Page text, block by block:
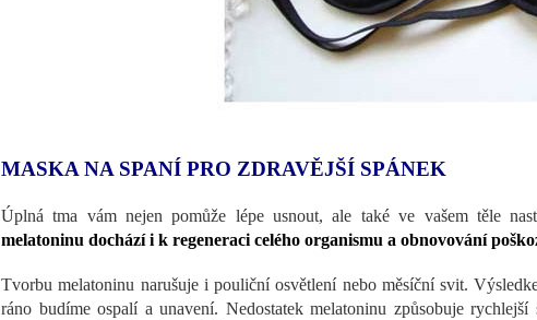
MASKA NA SPANÍ PRO ZDRAVĚJŠÍ SPÁNEK
Úplná tma vám nejen pomůže lépe usnout, ale také ve vašem těle
melatoninu dochází i k regeneraci celého organismu a obnovování
Tvorbu melatoninu narušuje i pouliční osvětlení nebo měsíční svit.
ráno budíme ospalí a unavení. Nedostatek melatoninu způsobuje